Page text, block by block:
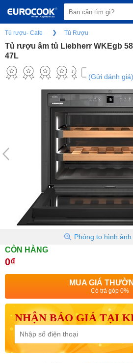
Tủ rượu- Cafe Tủ Rượu
Tủ rượu âm tủ Liebherr WKEgb
47L
(Gửi đánh giá)
Phóng to hình ảnh
CÒN HÀNG
0₫
MUA GIÁ
Có trả góp 0%
NHẬN BÁO GIÁ TẠI